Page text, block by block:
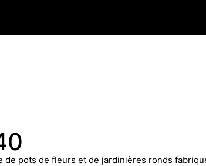
de pots de fleurs et de jardinières ronds